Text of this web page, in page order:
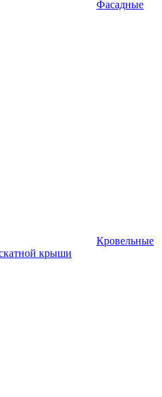
Фасадные
Кровельные
крыши